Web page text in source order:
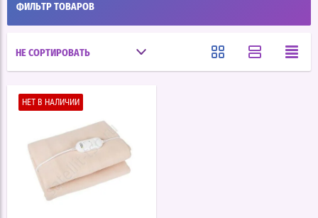
ФИЛЬТР ТОВАРОВ
НЕ СОРТИРОВАТЬ
НЕТ В НАЛИЧИИ